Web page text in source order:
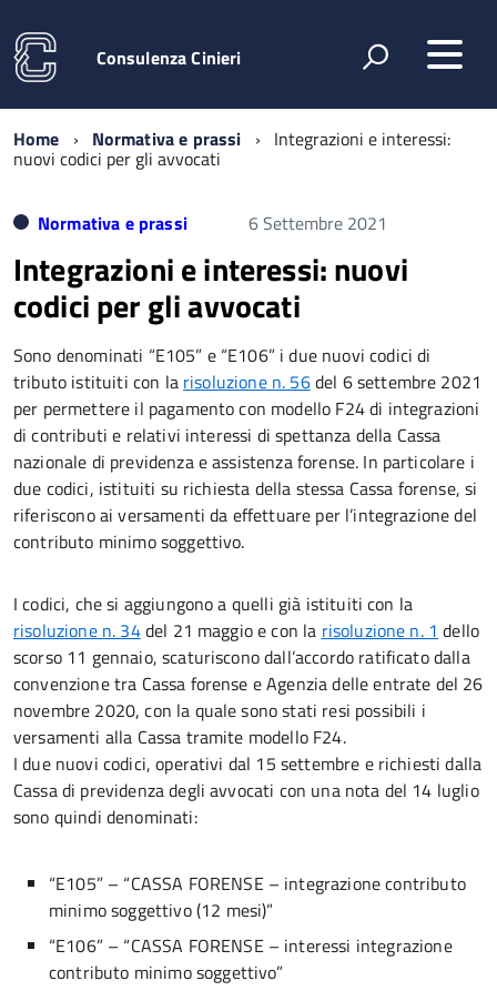
Consulenza Cinieri
Home Normativa e prassi Integrazioni e interessi:
nuovi codici per gli avvocati
Normativa e prassi 6 Settembre 2021
Integrazioni e interessi: nuovi
codici per gli avvocati
Sono denominati “E105” e “E106” i due nuovi codici di
tributo istituiti con la risoluzione n. 56del 6 settembre 2021
per permettere il pagamento con modello F24 di integrazioni
di contributi e relativi interessi di spettanza della Cassa
nazionale di previdenza e assistenza forense. In particolare i
due codici, istituiti su richiesta della stessa Cassa forense, si
riferiscono ai versamenti da effettuare per l’integrazione del
contributo minimo soggettivo.
I codici, che si aggiungono a quelli già istituiti con la
risoluzione n. 34del 21 maggio e con la risoluzione n. 1 dello
scorso 11 gennaio, scaturiscono dall’accordo ratificato dalla
convenzione tra Cassa forense e Agenzia delle entrate del 26
novembre 2020, con la quale sono stati resi possibili i
versamenti alla Cassa tramite modello F24.
I due nuovi codici, operativi dal 15 settembre e richiesti dalla
Cassa di previdenza degli avvocati con una nota del 14 luglio
sono quindi denominati:
“E105” – “CASSA FORENSE – integrazione contributo
minimo soggettivo (12 mesi)”
“E106” – “CASSA FORENSE – interessi integrazione
contributo minimo soggettivo”